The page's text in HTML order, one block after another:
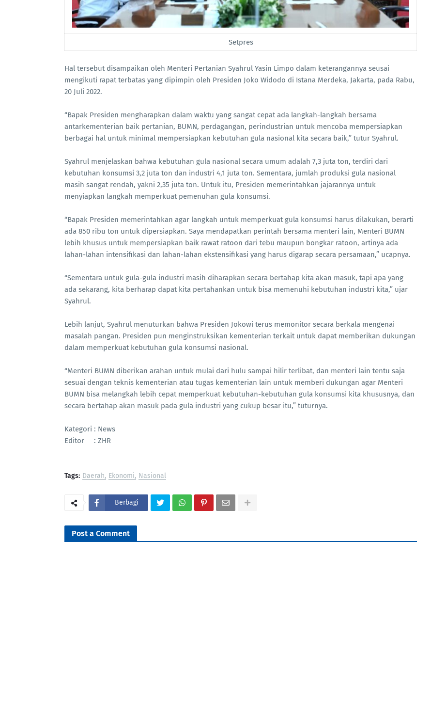
Setpres
Hal tersebut disampaikan oleh Menteri Pertanian Syahrul Yasin Limpo dalam keterangannya seusai
mengikuti rapat terbatas yang dipimpin oleh Presiden Joko Widodo di Istana Merdeka, Jakarta, pada Rabu,
20 Juli 2022.
“Bapak Presiden mengharapkan dalam waktu yang sangat cepat ada langkah-langkah bersama
antarkementerian baik pertanian, BUMN, perdagangan, perindustrian untuk mencoba mempersiapkan
berbagai hal untuk minimal mempersiapkan kebutuhan gula nasional kita secara baik,” tutur Syahrul.
Syahrul menjelaskan bahwa kebutuhan gula nasional secara umum adalah 7,3 juta ton, terdiri dari
kebutuhan konsumsi 3,2 juta ton dan industri 4,1 juta ton. Sementara, jumlah produksi gula nasional
masih sangat rendah, yakni 2,35 juta ton. Untuk itu, Presiden memerintahkan jajarannya untuk
menyiapkan langkah memperkuat pemenuhan gula konsumsi.
“Bapak Presiden memerintahkan agar langkah untuk memperkuat gula konsumsi harus dilakukan, berarti
ada 850 ribu ton untuk dipersiapkan. Saya mendapatkan perintah bersama menteri lain, Menteri BUMN
lebih khusus untuk mempersiapkan baik rawat ratoon dari tebu maupun bongkar ratoon, artinya ada
lahan-lahan intensifikasi dan lahan-lahan ekstensifikasi yang harus digarap secara persamaan,” ucapnya.
“Sementara untuk gula-gula industri masih diharapkan secara bertahap kita akan masuk, tapi apa yang
ada sekarang, kita berharap dapat kita pertahankan untuk bisa memenuhi kebutuhan industri kita,” ujar
Syahrul.
Lebih lanjut, Syahrul menuturkan bahwa Presiden Jokowi terus memonitor secara berkala mengenai
masalah pangan. Presiden pun menginstruksikan kementerian terkait untuk dapat memberikan dukungan
dalam memperkuat kebutuhan gula konsumsi nasional.
“Menteri BUMN diberikan arahan untuk mulai dari hulu sampai hilir terlibat, dan menteri lain tentu saja
sesuai dengan teknis kementerian atau tugas kementerian lain untuk memberi dukungan agar Menteri
BUMN bisa melangkah lebih cepat memperkuat kebutuhan-kebutuhan gula konsumsi kita khususnya, dan
secara bertahap akan masuk pada gula industri yang cukup besar itu,” tuturnya.
Kategori : News
Editor : ZHR
Tags: Daerah Ekonomi Nasional
Berbagi
Post a Comment